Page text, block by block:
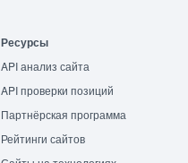
Ресурсы
API анализ сайта
API проверки позиций
Партнёрская программа
Рейтинги сайтов